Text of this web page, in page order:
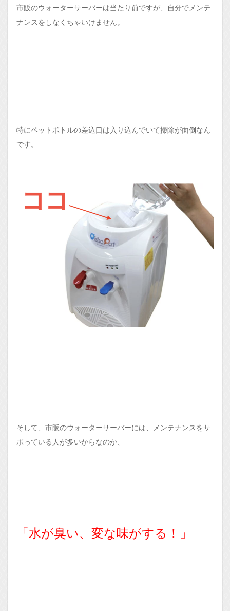
市販のウォーターサーバーは当たり前ですが、自分でメンテ
ナンスをしなくちゃいけません。
特にペットボトルの差込口は入り込んでいて掃除が面倒なん
です。
そして、市販のウォーターサーバーには、メンテナンスをサ
ボっている人が多いからなのか、
「水が臭い、変な味がする！」